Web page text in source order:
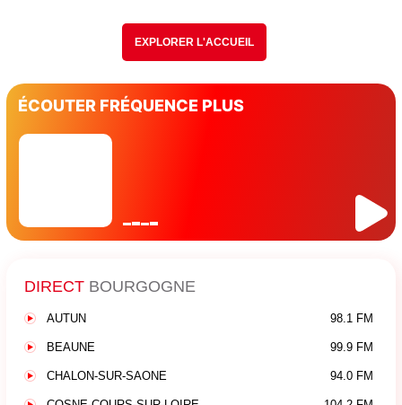
EXPLORER L'ACCUEIL
ÉCOUTER FRÉQUENCE PLUS
DIRECT BOURGOGNE
AUTUN 98.1 FM
BEAUNE 99.9 FM
CHALON-SUR-SAONE 94.0 FM